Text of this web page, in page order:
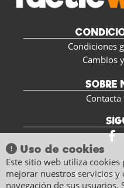
Condiciones
Cambios
SOBRE
C/ Polseguera